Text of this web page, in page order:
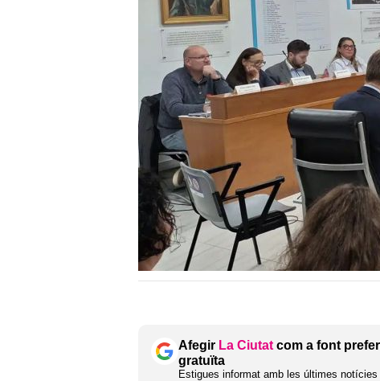
Afegir La Ciutat com a font
gratuïta
Estigues informat amb les últimes